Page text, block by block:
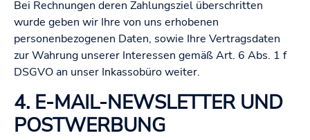
Bei Rechnungen deren Zahlungsziel überschritten
wurde geben wir Ihre von uns erhobenen
personenbezogenen Daten, sowie Ihre Vertragsdaten
zur Wahrung unserer Interessen gemäß Art. 6 Abs. 1 f
DSGVO an unser Inkassobüro weiter.
4. E-MAIL-NEWSLETTER UND
POSTWERBUNG